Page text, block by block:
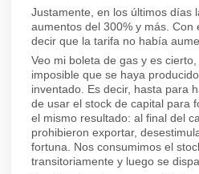
Justamente, en los últimos días
aumentos del 300% y más.
decir que la tarifa no había
Veo mi boleta de gas y es
imposible que se haya
inventado. Es decir, hasta para
de usar el stock de capital para
el mismo resultado: al final del
prohibieron exportar,
fortuna. Nos consumimos el
transitoriamente y luego se